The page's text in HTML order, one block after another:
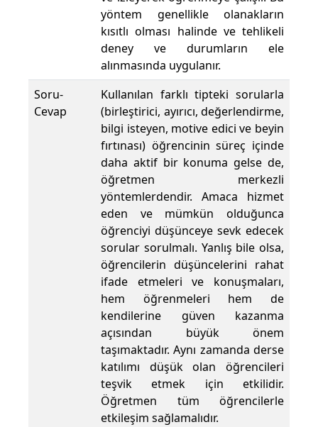
yöntem genellikle olanakların
kısıtlı olması halinde ve tehlikeli
deney ve durumların ele
alınmasında uygulanır.
Soru-
Cevap
Kullanılan farklı tipteki sorularla
(birleştirici, ayırıcı, değerlendirme,
bilgi isteyen, motive edici ve beyin
fırtınası) öğrencinin süreç içinde
daha aktif bir konuma gelse de,
öğretmen merkezli
yöntemlerdendir. Amaca hizmet
eden ve mümkün olduğunca
öğrenciyi düşünceye sevk edecek
sorular sorulmalı. Yanlış bile olsa,
öğrencilerin düşüncelerini rahat
ifade etmeleri ve konuşmaları,
hem öğrenmeleri hem de
kendilerine güven kazanma
açısından büyük önem
taşımaktadır. Aynı zamanda derse
katılımı düşük olan öğrencileri
teşvik etmek için etkilidir.
Öğretmen tüm öğrencilerle
etkileşim sağlamalıdır.